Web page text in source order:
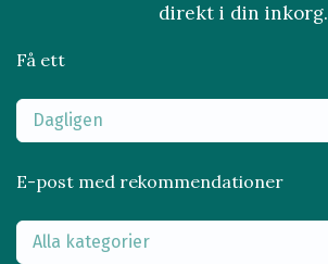
direkt i din inkorg.
Få ett
Dagligen
E-post med rekommendationer
Alla kategorier